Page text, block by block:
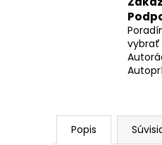
vybrať
Popis